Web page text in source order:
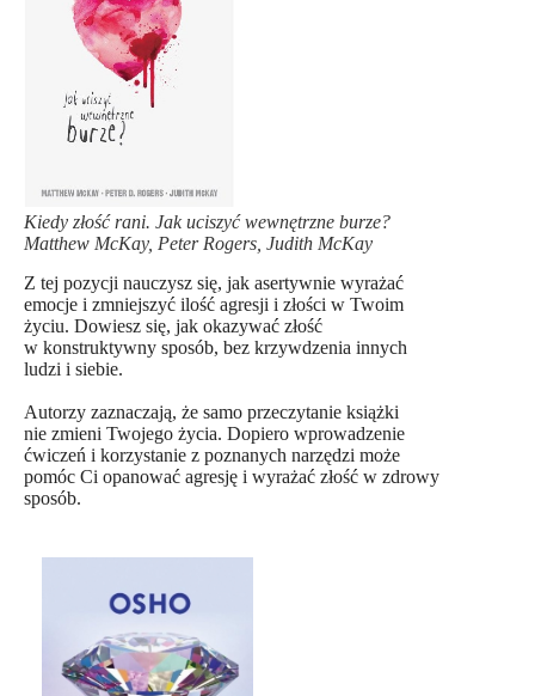
Kiedy złość rani. Jak uciszyć wewnętrzne burze?
Matthew McKay, Peter Rogers, Judith McKay
Z tej pozycji nauczysz się, jak asertywnie wyrażać
emocje i zmniejszyć ilość agresji i złości w Twoim
życiu. Dowiesz się, jak okazywać złość
w konstruktywny sposób, bez krzywdzenia innych
ludzi i siebie.
Autorzy zaznaczają, że samo przeczytanie książki
nie zmieni Twojego życia. Dopiero wprowadzenie
ćwiczeń i korzystanie z poznanych narzędzi może
pomóc Ci opanować agresję i wyrażać złość w zdrowy
sposób.